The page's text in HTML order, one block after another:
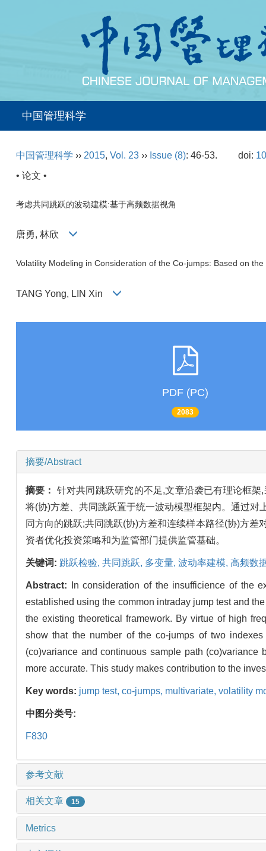
中国管理科学
中国管理科学 ›› 2015, Vol. 23 ›› Issue (8): 46-53. doi:
• 论文 •
考虑共同跳跃的波动建模:基于高频数据视角
唐勇, 林欣
Volatility Modeling in Consideration of the Co-jumps: Based on
TANG Yong, LIN Xin
PDF (PC)
2083
摘要/Abstract
摘要： 针对共同跳跃研究的不足,文章沿袭已有理论框
将(协)方差、共同跳跃置于统一波动模型框架内。通过
同方向的跳跃;共同跳跃(协)方差和连续样本路径(协)方
资者优化投资策略和为监管部门提供监管基础。
关键词: 跳跃检验, 共同跳跃, 多变量, 波动率建模, 高频数
Abstract:
In consideration of the insufficience of the
established using the common intraday jump test and
the existing theoretical framework. By virtue of high
show that the number of the co-jumps of two
(co)variance and continuous sample path
more accurate. This study makes contribution to the
Key words: jump test, co-jumps, multivariate, volatility
中图分类号:
F830
参考文献
相关文章 15
Metrics